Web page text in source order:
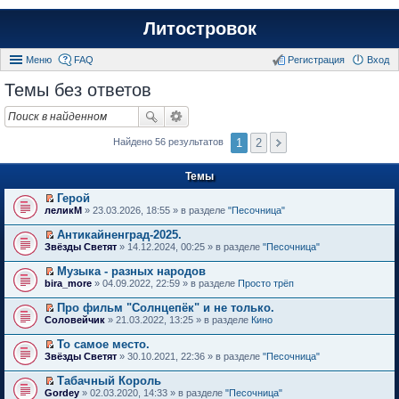
Литостровок
Меню FAQ Вход
Регистрация
Темы без ответов
Найдено 56 результатов 1 2
Темы
П
р
е
й
т
и
к
е
р
в
о
м
у
е
п
Герой
леликМ » 23.03.2026, 18:55 » в разделе "Песочница"
П
р
е
й
т
и
к
е
р
в
о
м
у
Антикайненград-2025.
Звёзды Светят » 14.12.2024, 00:25 » в разделе "Песочница"
П
р
е
й
т
и
к
е
Музыка - разных народов
bira_more » 04.09.2022, 22:59 » в разделе Просто трёп
П
р
й
т
и
к
Про фильм "Солнцепёк" и не только.
Соловейчик » 21.03.2022, 13:25 » в разделе Кино
П
р
й
То самое место.
Звёзды Светят » 30.10.2021, 22:36 » в разделе "Песочница"
П
Табачный Король
Gordey » 02.03.2020, 14:33 » в разделе "Песочница"